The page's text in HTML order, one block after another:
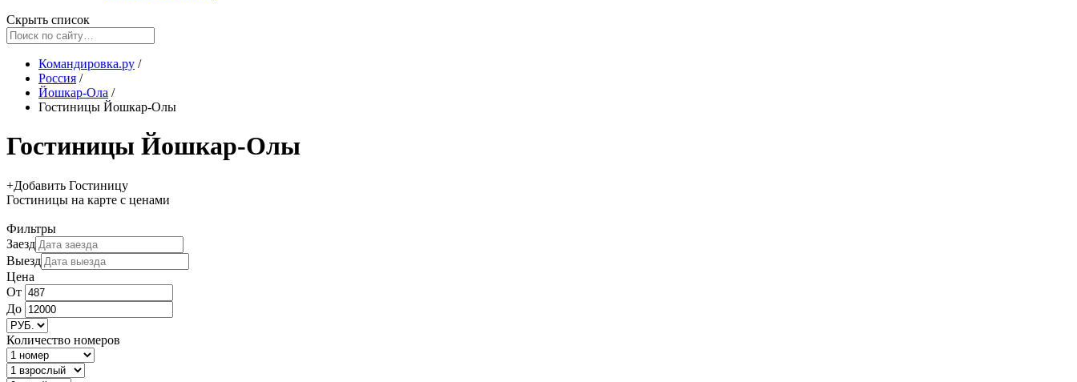
Скрыть список
Командировка.ру /
Россия /
Йошкар-Ола /
Гостиницы Йошкар-Олы
Гостиницы Йошкар-Олы
+Добавить Гостиницу
Гостиницы на карте с ценами
Фильтры
Заезд
Выезд
Цена
От
До
Количество номеров